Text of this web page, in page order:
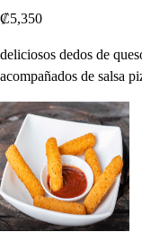
₡5,350
deliciosos dedos de
acompañados de salsa